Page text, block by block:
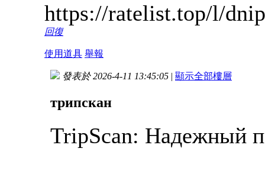
https://ratelist.top/l/
回復
使用道具 舉報
發表於 2026-4-11 13:45:05 | 顯示全部樓層
трипскан
TripScan: Надежный